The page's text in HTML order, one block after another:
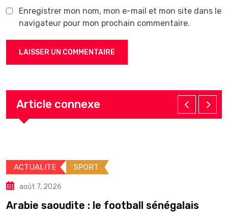
Enregistrer mon nom, mon e-mail et mon site dans le
navigateur pour mon prochain commentaire.
Article connexe
ACTUALITE SPORT
août 7, 2026
Arabie saoudite : le football sénégalais